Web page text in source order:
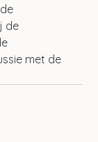
de
met de